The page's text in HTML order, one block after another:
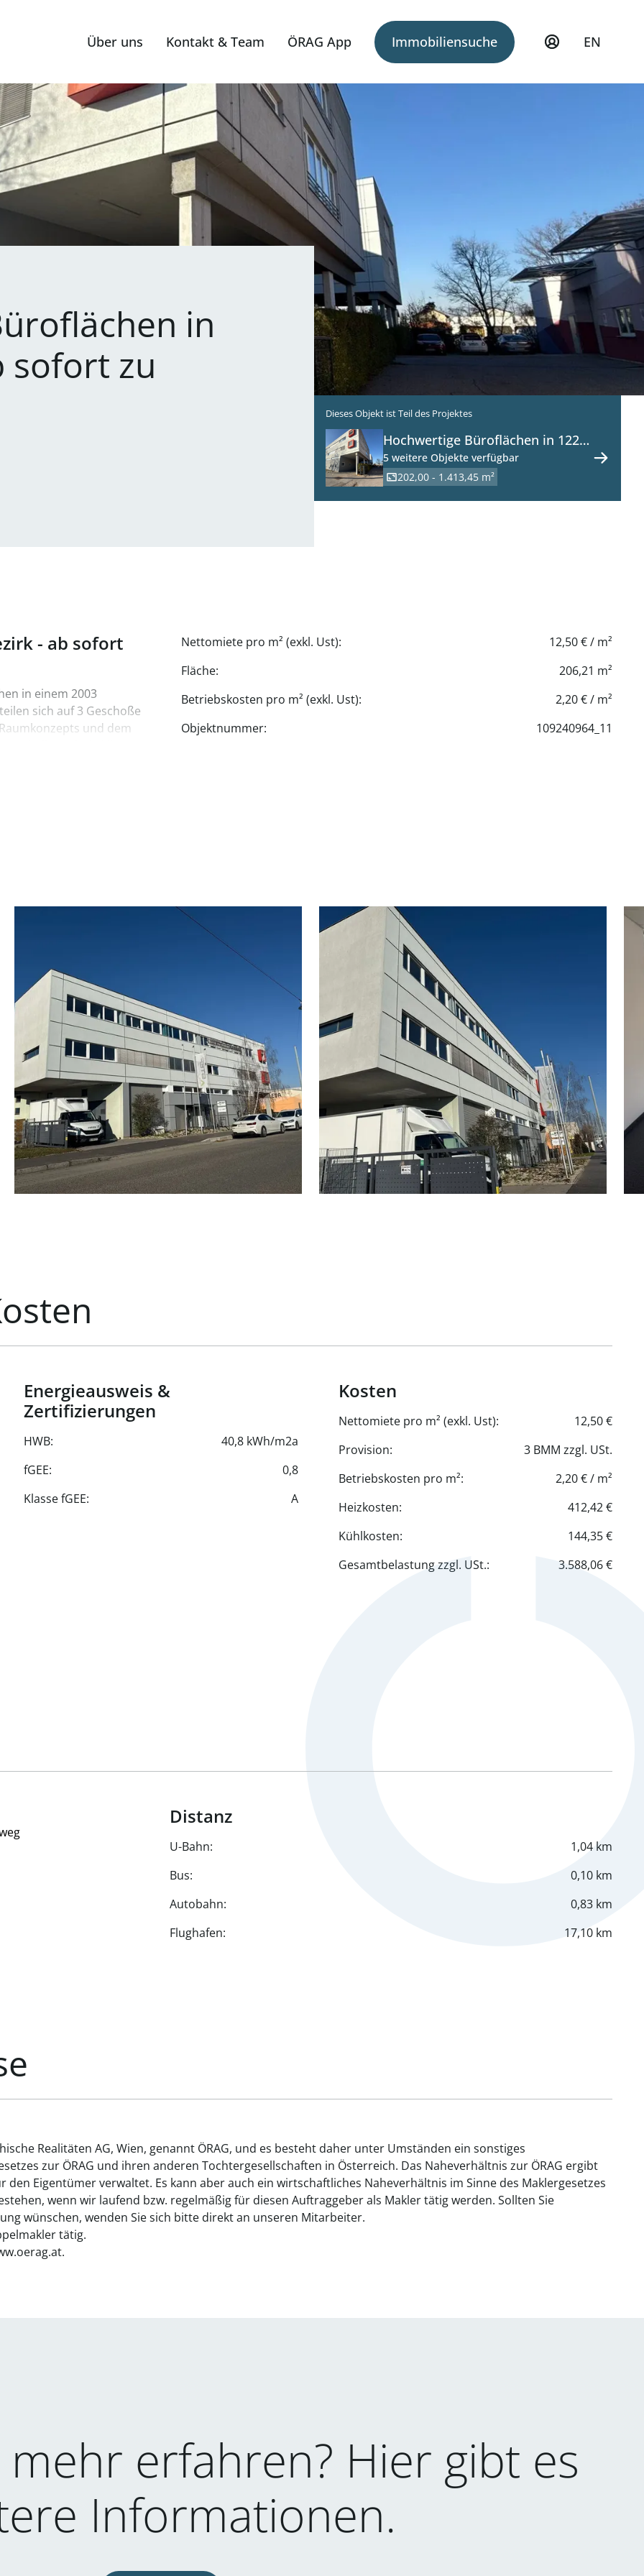
Über uns Kontakt & Team ÖRAG App Immobiliensuche EN
in
sofort zu
Dieses Objekt ist Teil des Projektes
Hochwertige Büroflächen in 1220
Wien - ab sofort zu mieten
5 weitere Objekte verfügbar
202,00 - 1.413,45 m²
- ab sofort
in einem 2003
sich auf 3 Geschoße
und dem
ein.
Heiz- und Liftkosten
Verfügung.
Liegenschaft
Nettomiete pro m² (exkl. Ust):
12,50 € / m²
Fläche:
206,21 m²
Betriebskosten pro m² (exkl. Ust):
2,20 € / m²
Objektnummer:
109240964_11
Energieausweis &
Zertifizierungen
HWB:
40,8 kWh/m2a
fGEE:
0,8
Klasse fGEE:
A
Kosten
Nettomiete pro m² (exkl. Ust):
12,50 €
Provision:
3 BMM zzgl. USt.
Betriebskosten pro m²:
2,20 € / m²
Heizkosten:
412,42 €
Kühlkosten:
144,35 €
Gesamtbelastung zzgl. USt.:
3.588,06 €
Distanz
U-Bahn:
1,04 km
Bus:
0,10 km
Autobahn:
0,83 km
Flughafen:
17,10 km
Realitäten AG, Wien, genannt ÖRAG, und es besteht daher unter Umständen ein sonstiges
zur ÖRAG und ihren anderen Tochtergesellschaften in Österreich. Das Naheverhältnis zur ÖRAG ergibt
den Eigentümer verwaltet. Es kann aber auch ein wirtschaftliches Naheverhältnis im Sinne des Maklergesetzes
wenn wir laufend bzw. regelmäßig für diesen Auftraggeber als Makler tätig werden. Sollten Sie
wünschen, wenden Sie sich bitte direkt an unseren Mitarbeiter.
tätig.
erfahren? Hier gibt es
Informationen.